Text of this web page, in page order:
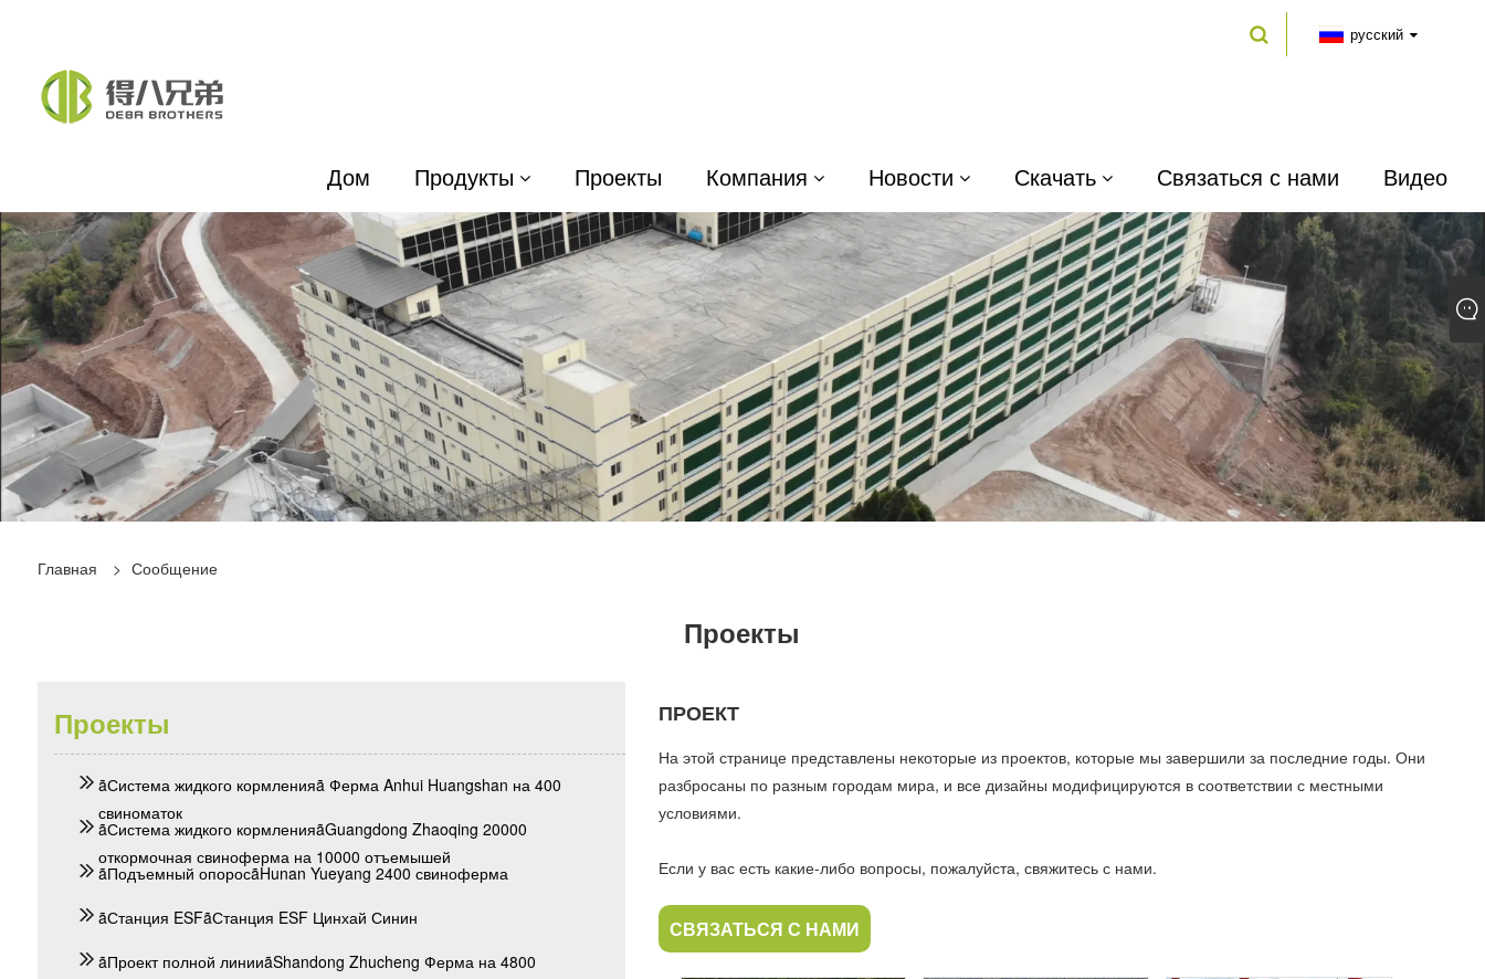
русский
Дом Продукты Проекты Компания Новости Скачать Связаться с нами Видео
Главная > Сообщение
Проекты
Проекты
ãСистема жидкого кормленияã Ферма Anhui Huangshan на 400
свиноматок
ãСистема жидкого кормленияãGuangdong Zhaoqing 20000
откормочная свиноферма на 10000 отъемышей
ãПодъемный опоросãHunan Yueyang 2400 свиноферма
ãСтанция ESFãСтанция ESF Цинхай Синин
ãПроект полной линииãShandong Zhucheng Ферма на 4800
ПРОЕКТ
На этой странице представлены некоторые из проектов, которые мы завершили за последние годы. Они
разбросаны по разным городам мира, и все дизайны модифицируются в соответствии с местными
условиями.
Если у вас есть какие-либо вопросы, пожалуйста, свяжитесь с нами.
СВЯЗАТЬСЯ С НАМИ